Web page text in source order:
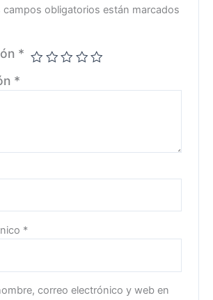
campos obligatorios están marcados
*
*
*
correo electrónico y web en